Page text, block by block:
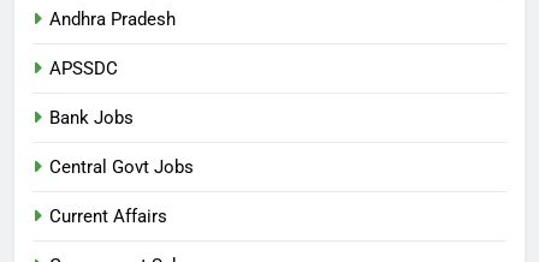
Andhra Pradesh
APSSDC
Bank Jobs
Central Govt Jobs
Current Affairs